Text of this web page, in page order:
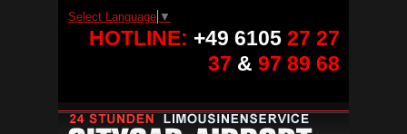
Select Language ▼
HOTLINE: +49 6105 27 27
37 & 97 89 68